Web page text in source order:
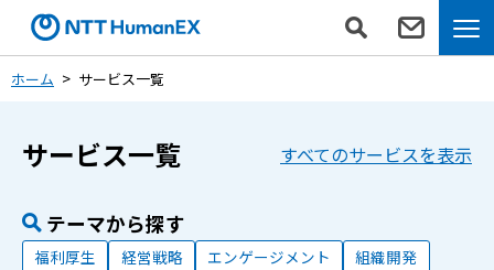
ホーム サービス一覧
サービス一覧 すべてのサービスを表示
テーマから探す
福利厚生 経営戦略 エンゲージメント
組織開発